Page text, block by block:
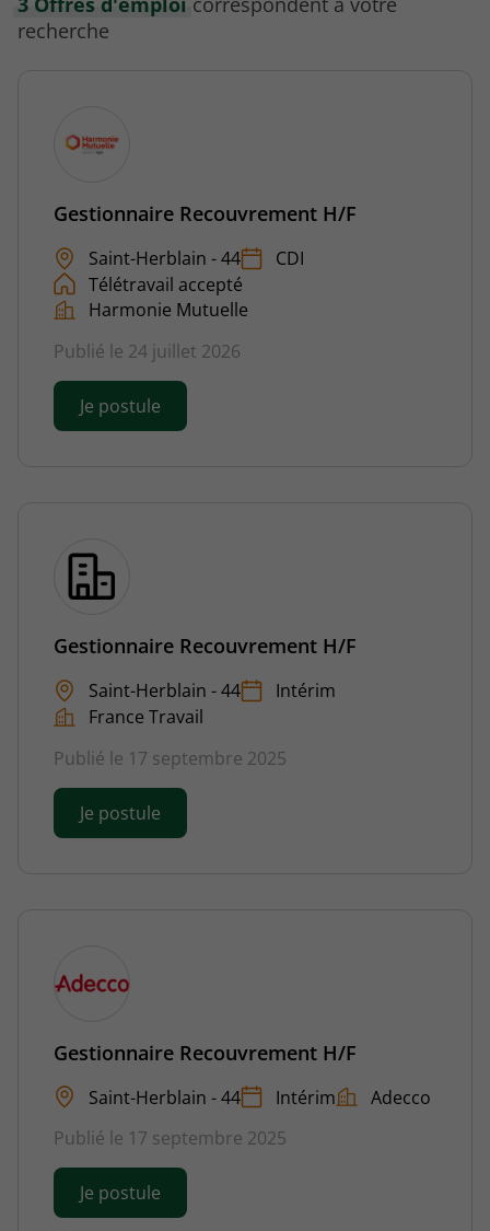
recherche
Gestionnaire Recouvrement H/F
Saint-Herblain - 44
CDI
Télétravail accepté
Harmonie Mutuelle
Publié le 24 juillet 2026
Je postule
Gestionnaire Recouvrement H/F
Saint-Herblain - 44
Intérim
France Travail
Publié le 17 septembre 2025
Je postule
Gestionnaire Recouvrement H/F
Saint-Herblain - 44 Intérim
Adecco
Publié le 17 septembre 2025
Je postule